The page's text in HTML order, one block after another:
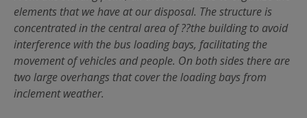
elements that we have at our disposal. The structure is
concentrated in the central area of ??the building to avoid
interference with the bus loading bays, facilitating the
movement of vehicles and people. On both sides there are
two large overhangs that cover the loading bays from
inclement weather.